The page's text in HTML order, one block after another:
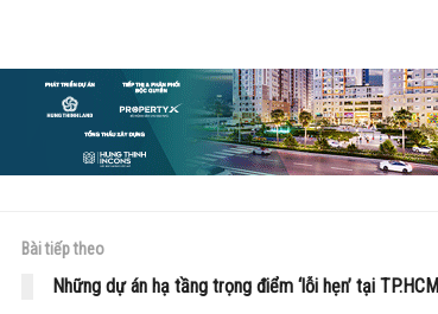
Bài tiếp theo
Những dự án hạ tầng trọng điểm ‘lỗi hẹn’ tại TP.HCM